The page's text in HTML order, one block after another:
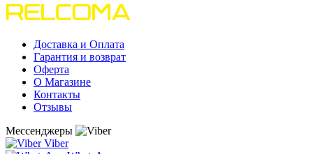
Доставка и Оплата
Гарантия и возврат
Оферта
О Магазине
Контакты
Отзывы
Мессенджеры
Viber